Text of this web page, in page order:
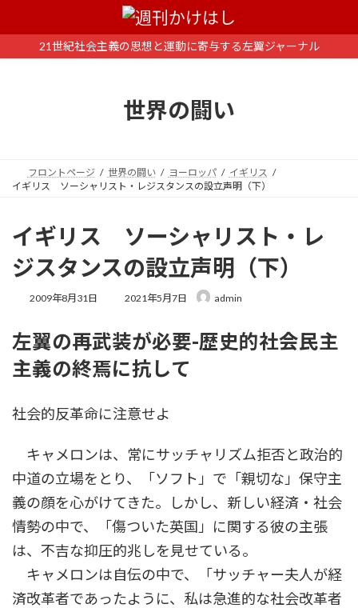
ン
ー
21世紀社会主義の思想と運動に寄与する左翼ジャーナル
世界の闘い
フロントページ 世界の闘い ヨーロッパ
イギリス
イギリス ソーシャリスト・レジスタンスの設立声明（下）
イギリス ソーシャリスト・レ
ジスタンスの設立声明（下）
2009年8月31日
最
新
日
時
:
2021年5月7日 admin
左翼の再武装が必要-歴史的社会民主
主義の終焉に抗して
社会的反革命に注意せよ
キャメロンは、常にサッチャリズム拒否と政治的
中道の立場をとり、「ソフト」で「親切な」保守主
義の顔を心がけてきた。しかし、新しい経済・社会
情勢の中で、「傷ついた英国」に関する彼の主張
は、不吉な抑圧的兆しを見せている。
キャメロンは自伝の中で、「サッチャー夫人が経
済改革者であったように、私は急進的な社会改革者